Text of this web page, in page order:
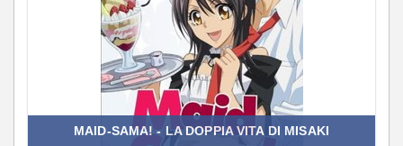
MAID-SAMA! - LA DOPPIA VITA DI MISAKI